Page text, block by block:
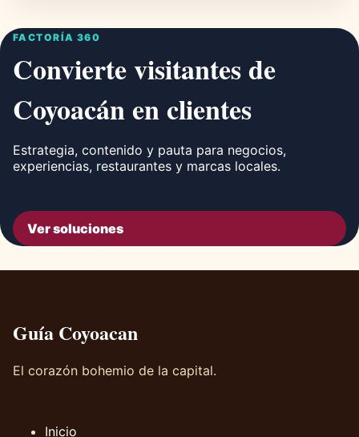
FACTORÍA 360
Convierte visitantes de
Coyoacán en clientes
Estrategia, contenido y pauta para negocios,
experiencias, restaurantes y marcas locales.
Ver soluciones
Guía Coyoacan
El corazón bohemio de la capital.
Inicio